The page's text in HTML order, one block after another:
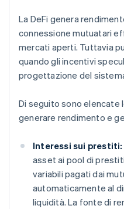
La DeFi genera
connessione mutuatari
mercati aperti. Tuttavia
quando gli incentivi
progettazione del
Di seguito sono
generare rendimento e
Interessi sui prestiti:
asset ai pool di
variabili pagati dai
automaticamente al
liquidità. La fonte di